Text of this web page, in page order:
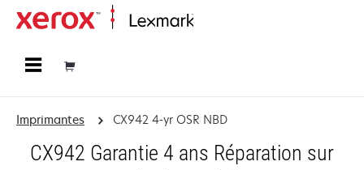
Imprimantes CX942 4-yr OSR NBD
CX942 Garantie 4 ans Réparation sur